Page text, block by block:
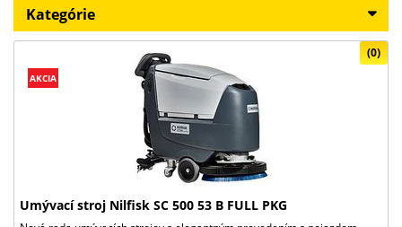
Kategórie
AKCIA
(0)
Umývací stroj Nilfisk SC 500 53 B FULL PKG